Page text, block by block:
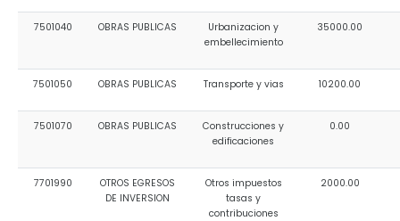
7501040 OBRAS PUBLICAS
Urbanizacion y
embellecimiento
35000.00
7501050 OBRAS PUBLICAS Transporte y vias 10200.00
7501070 OBRAS PUBLICAS
Construcciones y
edificaciones
0.00
7701990
OTROS EGRESOS
DE INVERSION
Otros impuestos
tasas y
contribuciones
2000.00